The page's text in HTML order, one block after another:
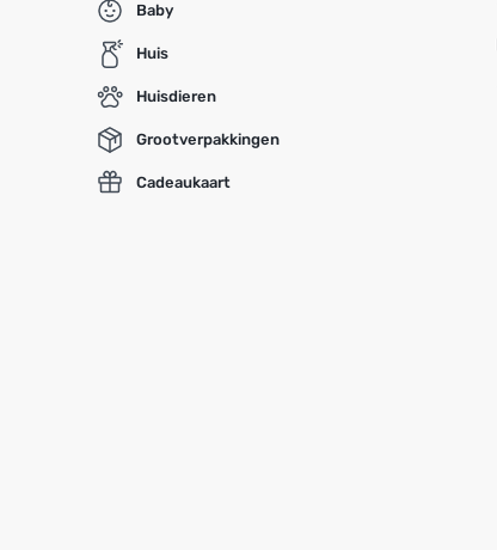
Baby
Huis
Huisdieren
Grootverpakkingen
Cadeaukaart